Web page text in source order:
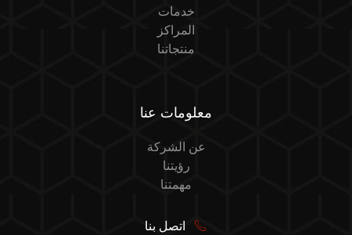
خدمات
المراكز
منتجاتنا
معلومات عنا
عن الشركة
رؤيتنا
مهمتنا
اتصل بنا